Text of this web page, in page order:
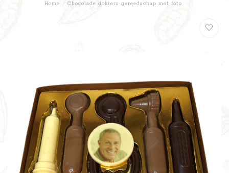
Home / Chocolade dokters gereedschap met foto